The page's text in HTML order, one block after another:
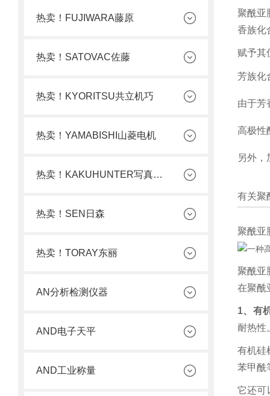
热卖！FUJIWARA藤原
热卖！SATOVAC佐藤
热卖！KYORITSU共立机巧
热卖！YAMABISHI山菱电机
热卖！KAKUHUNTER写真化学
热卖！SEN日森
热卖！TORAY东丽
AN分析检测仪器
AND电子天平
AND工业称量
聚酰亚
香族化
赋予其
芳族化
由于芳
高极性
另外，
有关聚
聚酰亚
聚酰亚
在聚酰
1、有
耐热
有机硅
苯甲酰
它还可